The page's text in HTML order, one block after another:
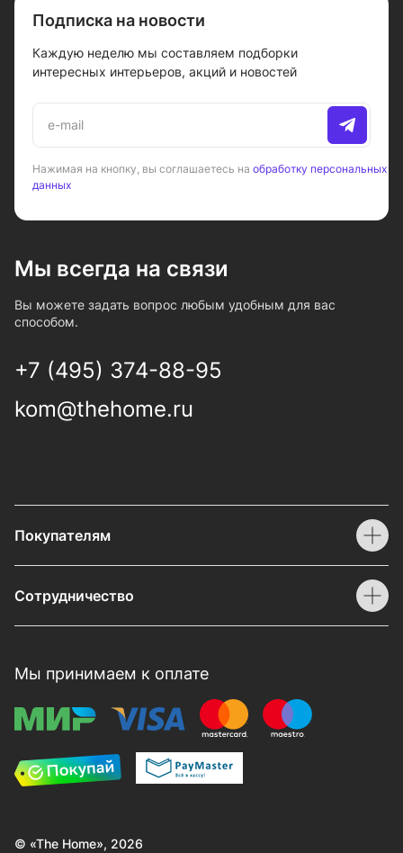
Подписка на новости
Каждую неделю мы составляем подборки
интересных интерьеров, акций и новостей
Нажимая на кнопку, вы соглашаетесь на обработку персональных
данных
Мы всегда на связи
Вы можете задать вопрос любым удобным для вас
способом.
+7 (495) 374-88-95
kom@thehome.ru
Покупателям
Сотрудничество
Мы принимаем к оплате
© «The Home», 2026